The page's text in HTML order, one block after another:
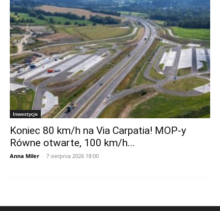
Inwestycje
Koniec 80 km/h na Via Carpatia! MOP-y
Równe otwarte, 100 km/h...
Anna Miler - 7 sierpnia 2026 18:00